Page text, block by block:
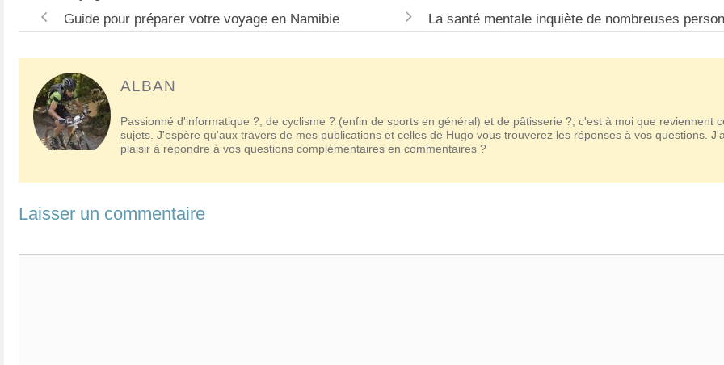
Navigation
articles
Guide pour préparer votre voyage en Namibie La santé mentale inquiète de nombreuses
ALBAN
Passionné d'informatique ?, de cyclisme ? (enfin de sports en général) et de pâtisserie ?, c'est à moi que reviennent
sujets. J'espère qu'aux travers de mes publications et celles de Hugo vous trouverez les réponses à vos questions.
plaisir à répondre à vos questions complémentaires en commentaires ?
Laisser un commentaire